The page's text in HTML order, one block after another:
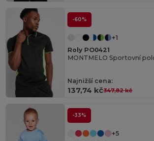
-60%
+1
Roly PO0421
Najnižší cena:
137,74 kč347,82 kč
-33%
+5